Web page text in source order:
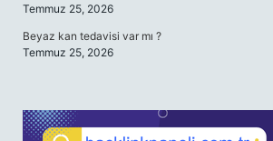
Temmuz 25, 2026
Beyaz kan tedavisi var mı ?
Temmuz 25, 2026